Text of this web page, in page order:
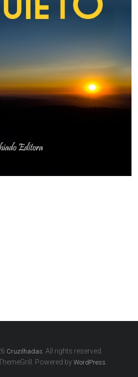
Cruzilhadas . All rights reserved.
Powered byWordPress